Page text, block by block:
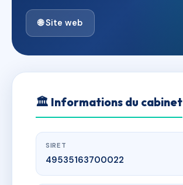
🌐 Site web
🏛 Informations du cabinet
SIRET
49535163700022